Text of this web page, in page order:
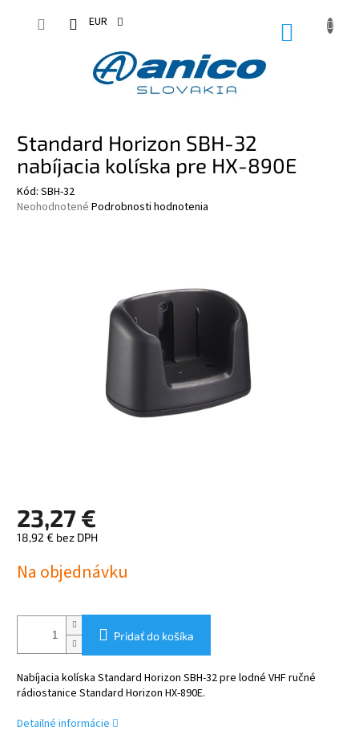
EUR
Standard Horizon SBH-32
nabíjacia kolíska pre HX-890E
Kód: SBH-32
Priemerné
Neohodnotené Podrobnosti hodnotenia
23,27 €
18,92 € bez DPH
cena:
Na objednávku
Pridať do košíka
Nabíjacia kolíska Standard Horizon SBH-32 pre lodné VHF ručné
rádiostanice Standard Horizon HX-890E.
Detailné informácie